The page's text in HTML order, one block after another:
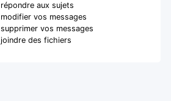
répondre aux sujets
modifier vos messages
supprimer vos messages
joindre des fichiers